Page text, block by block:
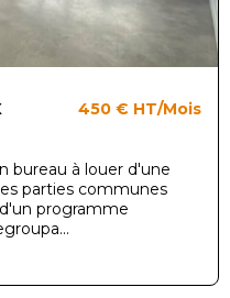
450 € HT/Mois
bureau à louer d'une
parties communes
programme